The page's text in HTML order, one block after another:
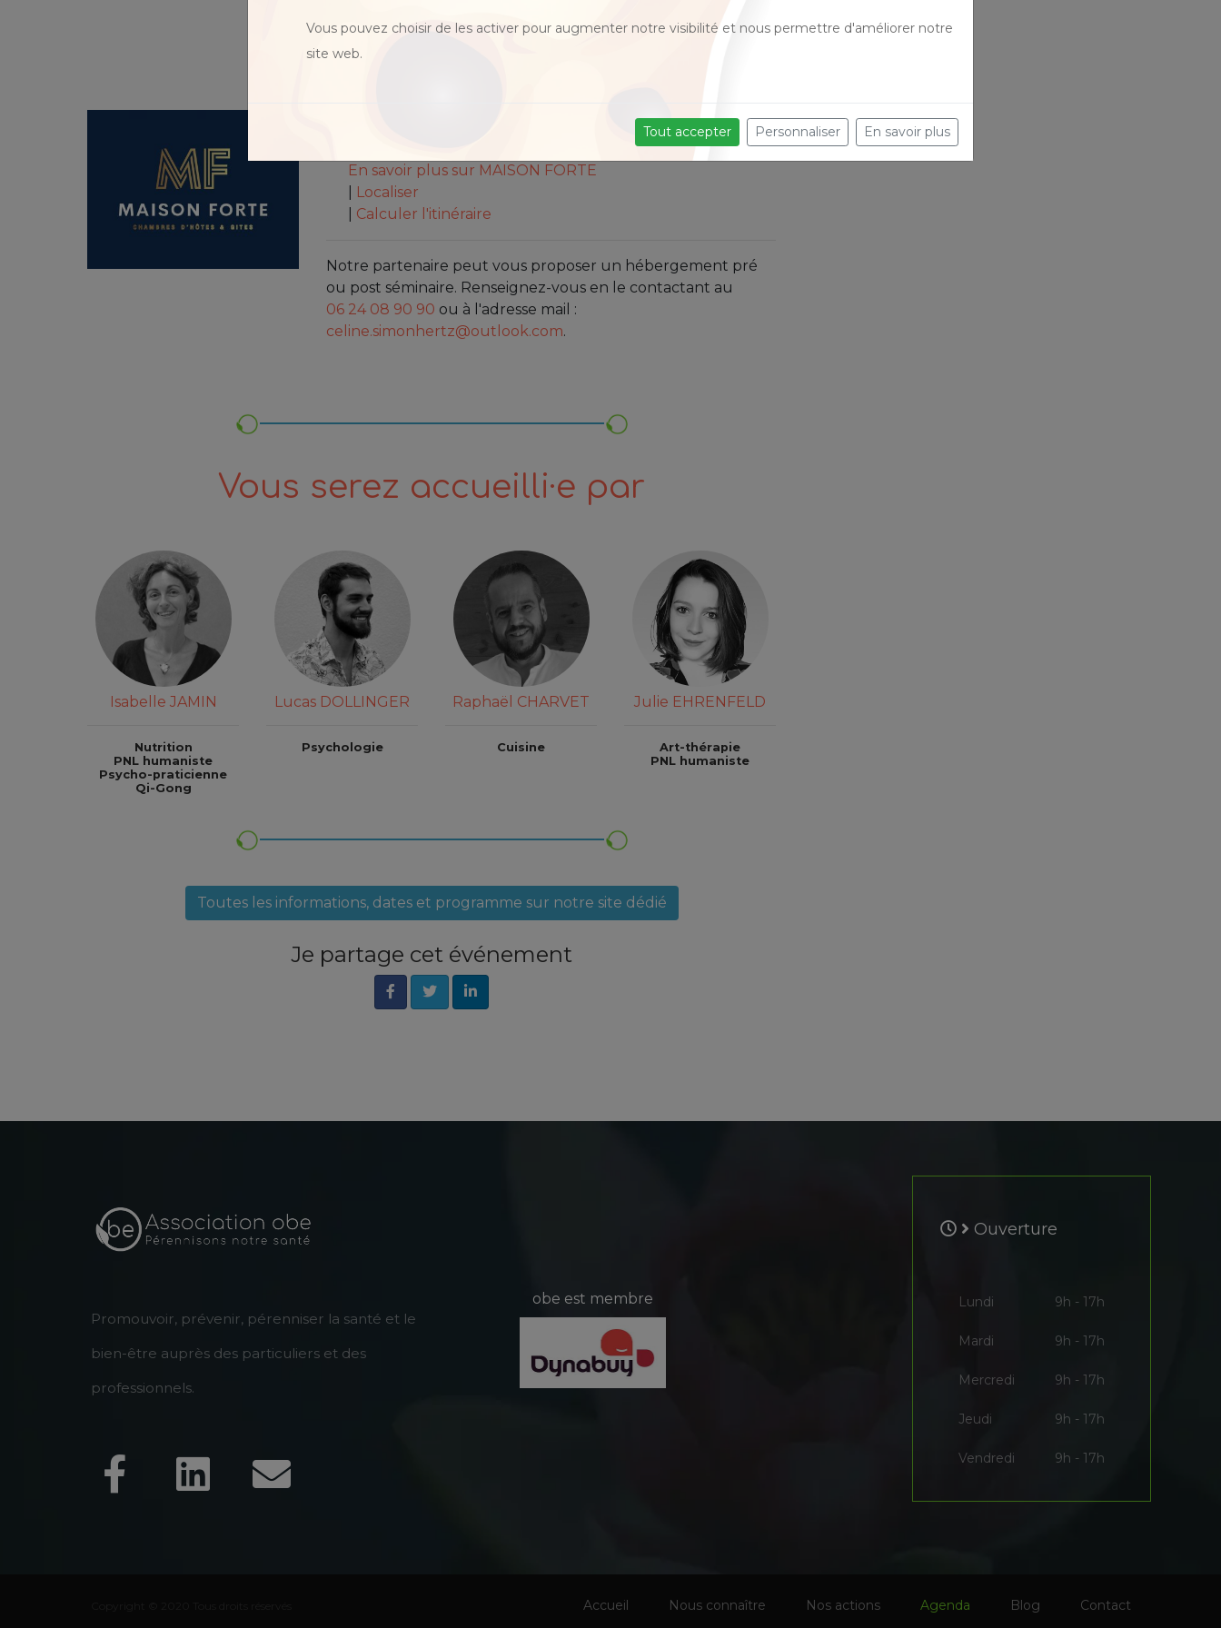
MAISON FORTE
En savoir plus sur MAISON FORTE
Localiser
Calculer l'itinéraire
Notre partenaire peut vous proposer un hébergement pré
ou post séminaire. Renseignez-vous en le contactant au
06 24 08 90 90 ou à l'adresse mail :
celine.simonhertz@outlook.com.
Vous serez accueilli·e par
Isabelle JAMIN
Nutrition
PNL humaniste
Psycho-praticienne
Qi-Gong
Lucas DOLLINGER
Psychologie
Raphaël CHARVET
Cuisine
Julie EHRENFELD
Art-thérapie
PNL humaniste
Toutes les informations, dates et programme sur notre site dédié
Je partage cet événement
Promouvoir, prévenir, pérenniser la santé et le
bien-être auprès des particuliers et des
professionnels.
obe est membre
Ouverture
Lundi 9h - 17h
Mardi 9h - 17h
Mercredi 9h - 17h
Jeudi 9h - 17h
Vendredi 9h - 17h
Accueil Nous connaître Nos actions Agenda Blog Contact
Vous pouvez choisir de les activer pour augmenter notre visibilité et nous permettre d'améliorer notre
site web.
Tout accepter Personnaliser En savoir plus